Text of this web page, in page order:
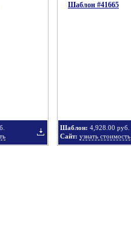
Шаблон #41665
Шаблон: 4,928.00 руб.
Сайт: узнать стоимость